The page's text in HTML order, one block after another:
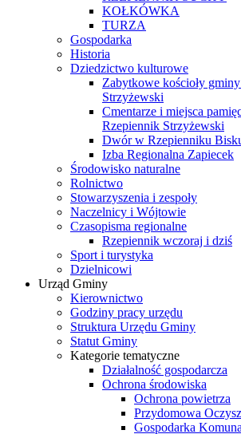
KOŁKÓWKA
TURZA
Gospodarka
Historia
Dziedzictwo kulturowe
Zabytkowe kościoły
Strzyżewski
Cmentarze i miejsca
Rzepiennik Strzyżewski
Dwór w Rzepienniku
Izba Regionalna Zapiecek
Środowisko naturalne
Rolnictwo
Stowarzyszenia i zespoły
Naczelnicy i Wójtowie
Czasopisma regionalne
Rzepiennik wczoraj i dziś
Sport i turystyka
Dzielnicowi
Urząd Gminy
Kierownictwo
Godziny pracy urzędu
Struktura Urzędu Gminy
Statut Gminy
Kategorie tematyczne
Działalność gospodarcza
Ochrona środowiska
Ochrona powietrza
Przydomowa
Gospodarka